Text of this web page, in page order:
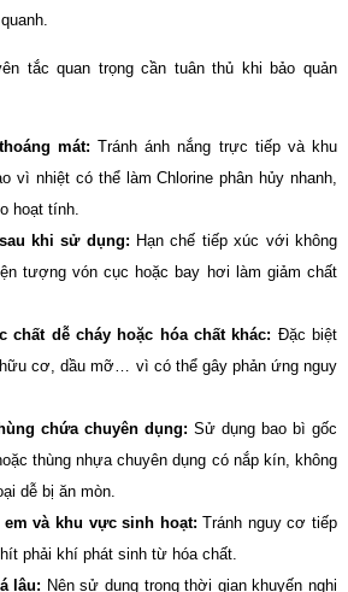
tắc quan trọng cần tuân thủ khi bảo quản
mát: Tránh ánh nắng trực tiếp và khu
vì nhiệt có thể làm Chlorine phân hủy nhanh,
hoạt tính.
khi sử dụng: Hạn chế tiếp xúc với không
tượng vón cục hoặc bay hơi làm giảm chất
chất dễ cháy hoặc hóa chất khác: Đặc biệt
cơ, dầu mỡ… vì có thể gây phản ứng nguy
chứa chuyên dụng: Sử dụng bao bì gốc
thùng nhựa chuyên dụng có nắp kín, không
dễ bị ăn mòn.
và khu vực sinh hoạt: Tránh nguy cơ tiếp
phải khí phát sinh từ hóa chất.
lâu: Nên sử dụng trong thời gian khuyến nghị